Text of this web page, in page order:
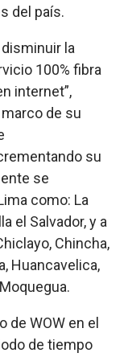
del país.
la
100% fibra
internet”,
de su
su
se
como: La
el Salvador, y a
Chincha,
Huancavelica,
de WOW en el
de tiempo